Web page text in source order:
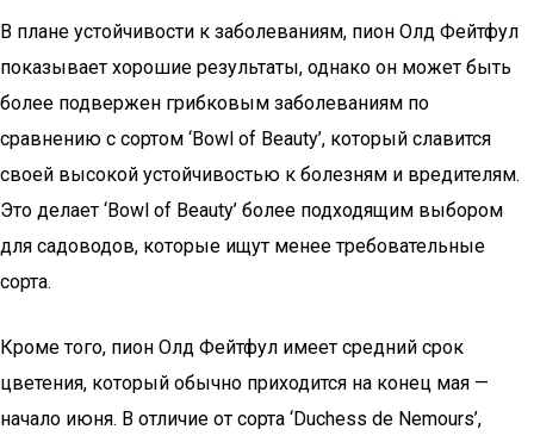
В плане устойчивости к заболеваниям, пион Олд Фейтфул
показывает хорошие результаты, однако он может быть
более подвержен грибковым заболеваниям по
сравнению с сортом ‘Bowl of Beauty’, который славится
своей высокой устойчивостью к болезням и вредителям.
Это делает ‘Bowl of Beauty’ более подходящим выбором
для садоводов, которые ищут менее требовательные
сорта.
Кроме того, пион Олд Фейтфул имеет средний срок
цветения, который обычно приходится на конец мая —
начало июня. В отличие от сорта ‘Duchess de Nemours’,